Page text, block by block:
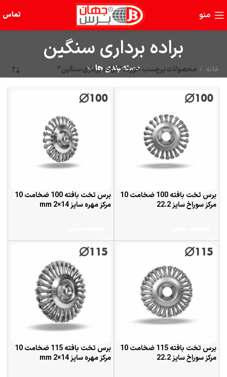
منو تماس
براده برداری سنگین
دسته بندی ها خانه محصولات برچسب خورده “براده برداری سنگین”
برس تخت بافته 100 ضخامت 10
مرکز سوراخ سایز 22.2
برس تخت بافته 100 ضخامت 10
مرکز مهره سایز 14×2 mm
برس تخت بافته 115 ضخامت 10
مرکز سوراخ سایز 22.2
برس تخت بافته 115 ضخامت 10
مرکز مهره سایز 14×2 mm